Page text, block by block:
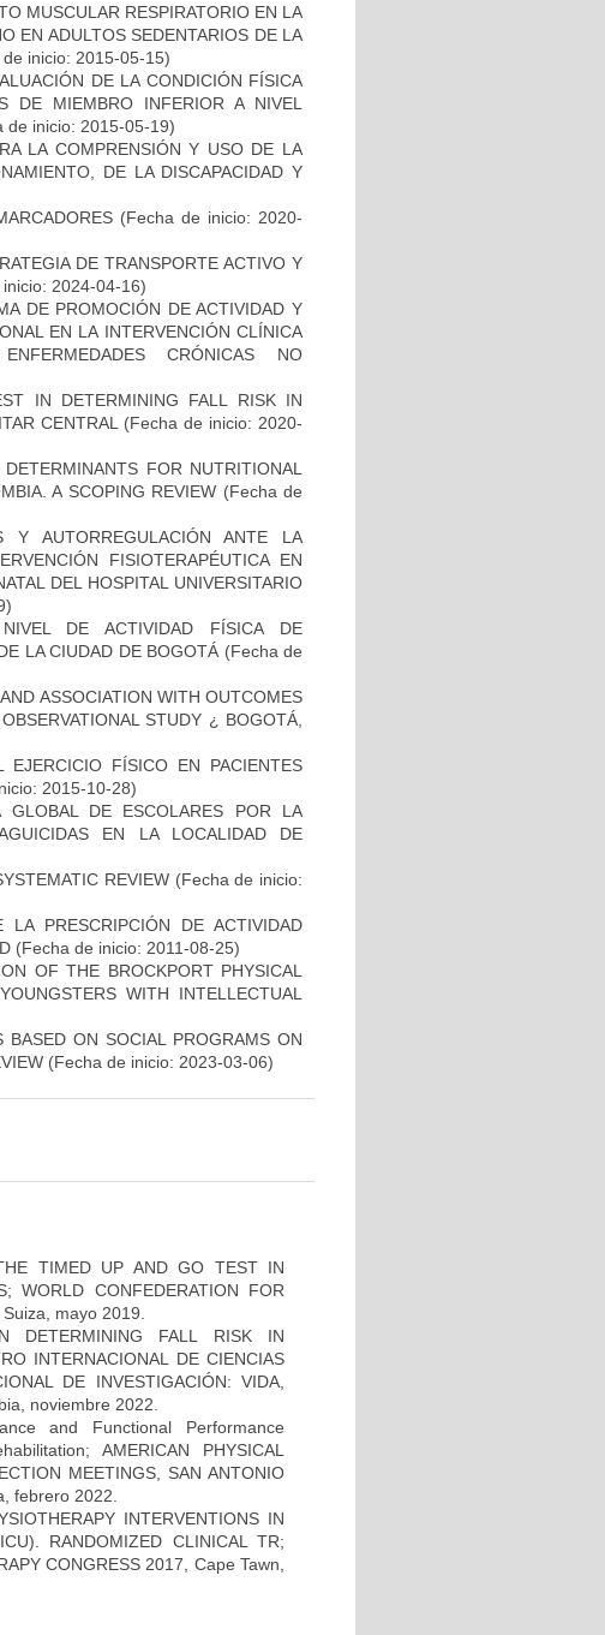
MUSCULAR RESPIRATORIO EN LA
EN ADULTOS SEDENTARIOS DE LA
inicio: 2015-05-15)
DE LA CONDICIÓN FÍSICA
DE MIEMBRO INFERIOR A NIVEL
de inicio: 2015-05-19)
LA COMPRENSIÓN Y USO DE LA
DE LA DISCAPACIDAD Y
(Fecha de inicio: 2020-
DE TRANSPORTE ACTIVO Y
2024-04-16)
DE PROMOCIÓN DE ACTIVIDAD Y
EN LA INTERVENCIÓN CLÍNICA
CRÓNICAS NO
IN DETERMINING FALL RISK IN
CENTRAL (Fecha de inicio: 2020-
FOR NUTRITIONAL
A SCOPING REVIEW (Fecha de
Y AUTORREGULACIÓN ANTE LA
FISIOTERAPÉUTICA EN
DEL HOSPITAL UNIVERSITARIO
DE ACTIVIDAD FÍSICA DE
LA CIUDAD DE BOGOTÁ (Fecha de
ASSOCIATION WITH OUTCOMES
STUDY ¿ BOGOTÁ,
EJERCICIO FÍSICO EN PACIENTES
2015-10-28)
GLOBAL DE ESCOLARES POR LA
EN LA LOCALIDAD DE
REVIEW (Fecha de inicio:
PRESCRIPCIÓN DE ACTIVIDAD
(Fecha de inicio: 2011-08-25)
OF THE BROCKPORT PHYSICAL
WITH INTELLECTUAL
BASED ON SOCIAL PROGRAMS ON
(Fecha de inicio: 2023-03-06)
TIMED UP AND GO TEST IN
WORLD CONFEDERATION FOR
mayo 2019.
DETERMINING FALL RISK IN
INTERNACIONAL DE CIENCIAS
DE INVESTIGACIÓN: VIDA,
noviembre 2022.
and Functional Performance
AMERICAN PHYSICAL
MEETINGS, SAN ANTONIO
febrero 2022.
INTERVENTIONS IN
RANDOMIZED CLINICAL TR;
CONGRESS 2017, Cape Tawn,